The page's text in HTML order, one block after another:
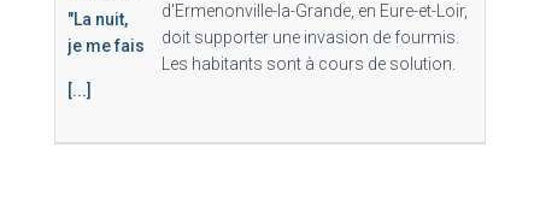
d'Ermenonville-la-Grande, en Eure-et-Loir,
doit supporter une invasion de fourmis.
Les habitants sont à cours de solution.
[...]